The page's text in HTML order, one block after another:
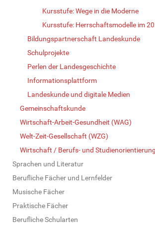
Kursstufe: Wege in die Moderne
Kursstufe: Herrschaftsmodelle im
Bildungspartnerschaft Landeskunde
Schulprojekte
Perlen der Landesgeschichte
Informationsplattform
Landeskunde und digitale Medien
Gemeinschaftskunde
Wirtschaft-Arbeit-Gesundheit (WAG)
Welt-Zeit-Gesellschaft (WZG)
Wirtschaft / Berufs- und
Sprachen und Literatur
Berufliche Fächer und Lernfelder
Musische Fächer
Praktische Fächer
Berufliche Schularten